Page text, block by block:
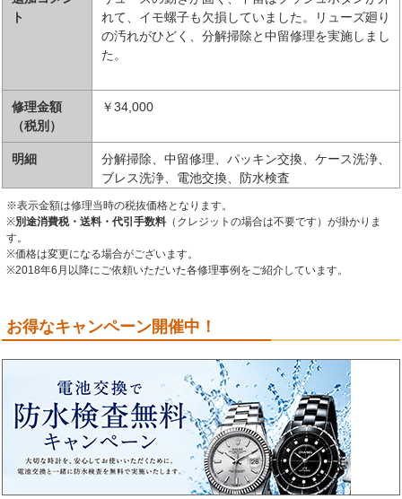
ト
れて、イモ螺子も欠損していました。リューズ廻り
の汚れがひどく、分解掃除と中留修理を実施しまし
た。
修理金額
（税別）
￥34,000
明細
分解掃除、中留修理、パッキン交換、ケース洗浄、
ブレス洗浄、電池交換、防水検査
※表示金額は修理当時の税抜価格となります。
※別途消費税・送料・代引手数料 （クレジットの場合は不要です）が掛かりま
す。
※価格は変更になる場合がございます。
※2018年6月以降にご依頼いただいた各修理事例をご紹介しています。
お得なキャンペーン開催中！